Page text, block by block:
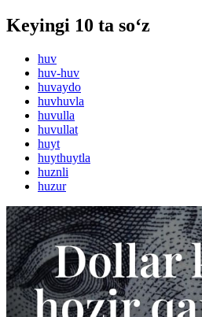
Keyingi 10 ta so‘z
huv
huv-huv
huvaydo
huvhuvla
huvulla
huvullat
huyt
huythuytla
huznli
huzur